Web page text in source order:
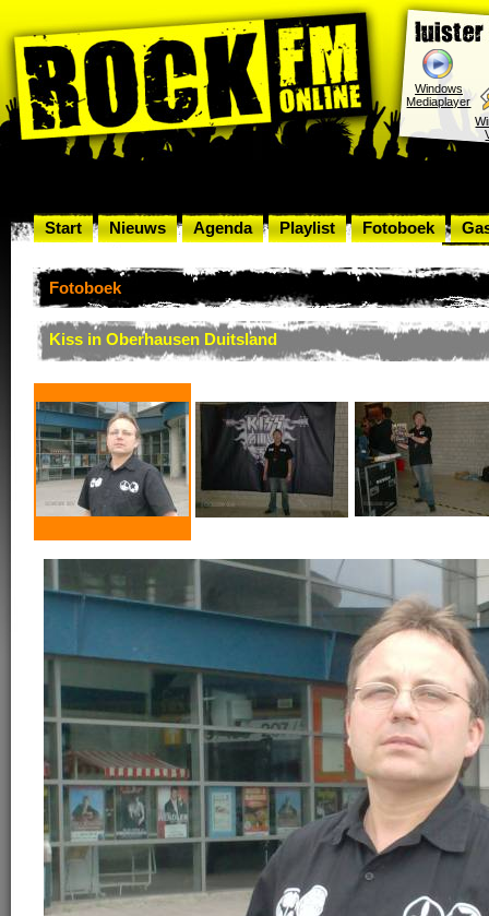
Windows
Mediaplayer
Start Nieuws Agenda Playlist Fotoboek
Fotoboek
Kiss in Oberhausen Duitsland